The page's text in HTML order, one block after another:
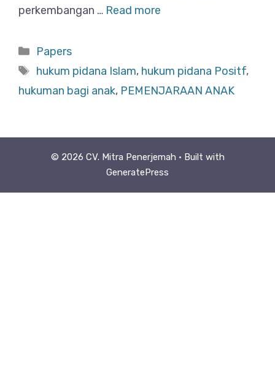
perkembangan … Read more
Categories
Papers
Tags
hukum pidana Islam, hukum pidana Positf,
hukuman bagi anak, PEMENJARAAN ANAK
© 2026 CV. Mitra Penerjemah • Built with
GeneratePress